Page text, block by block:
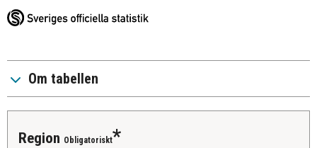
Om tabellen
Region Obligatoriskt